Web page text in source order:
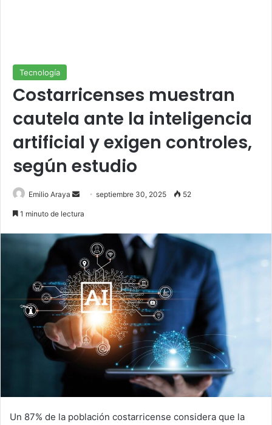
Tecnología
Costarricenses muestran
cautela ante la inteligencia
artificial y exigen controles,
según estudio
Emilio Araya
Sendseptiembre 30, 2025 52
1 minuto de lectura
Un 87% de la población costarricense considera que la